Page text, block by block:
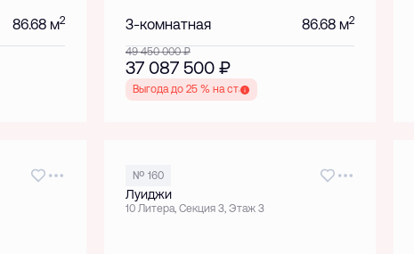
86.68 м2 3-комнатная 86.68 м2
49 450 000₽
37 087 500 ₽
Выгода до 25 % на старте
№ 160
Луиджи
10 Литера, Секция 3, Этаж 3